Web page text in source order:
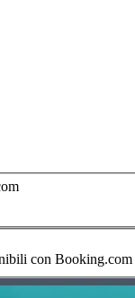
con Booking.com